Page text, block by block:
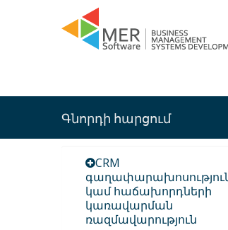
Գնորդի հարցում
CRM
կամ հաճախորդների
կառավարման
ռազմավարություն